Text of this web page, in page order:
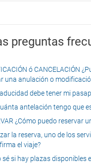
preguntas
ó CANCELACIÓN
una anulación o
debe tener mi
antelación tengo que
¿Cómo puedo reservar
la reserva, uno de los
el viaje?
sé si hay plazas disponibles